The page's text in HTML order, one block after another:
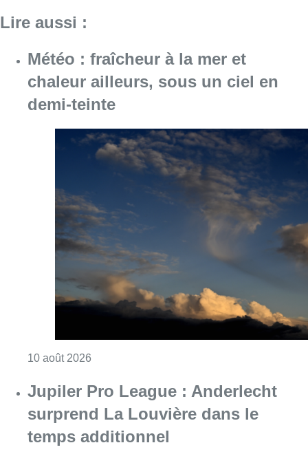
Lire aussi :
Météo : fraîcheur à la mer et
chaleur ailleurs, sous un ciel en
demi-teinte
10 août 2026
Jupiler Pro League : Anderlecht
surprend La Louvière dans le
temps additionnel